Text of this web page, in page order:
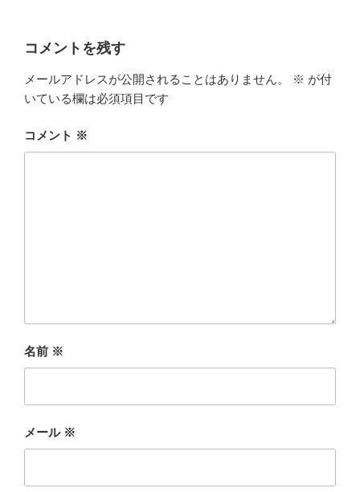
コメントを残す
メールアドレスが公開されることはありません。 ※ が付
いている欄は必須項目です
コメント ※
名前 ※
メール ※